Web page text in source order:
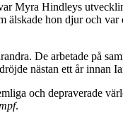
Myra Hindleys
älskade hon djur och
De arbetade på
nästan ett år innan
och depraverade
.